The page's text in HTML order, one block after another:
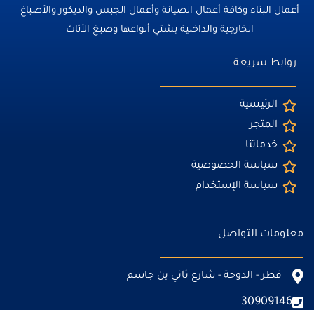
أعمال البناء وكافة أعمال الصيانة وأعمال الجبس والديكور والأصباغ
الخارجية والداخلية بشتي أنواعها وصبغ الأثاث
روابط سريعة
الرئيسية
المتجر
خدماتنا
سياسة الخصوصية
سياسة الإستخدام
معلومات التواصل
قطر - الدوحة - شارع ثاني بن جاسم
30909146